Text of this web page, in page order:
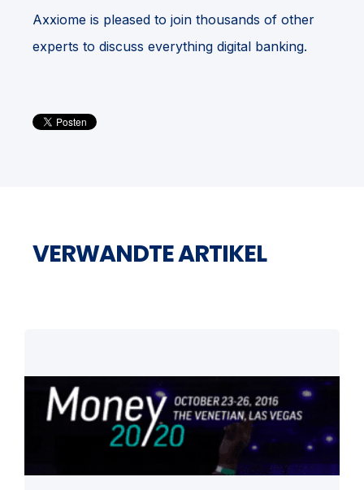
Axxiome is pleased to join thousands of other
experts to discuss everything digital banking.
VERWANDTE ARTIKEL